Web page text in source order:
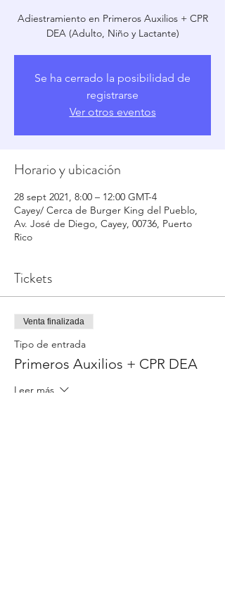
Adiestramiento en Primeros Auxilios + CPR
Se ha cerrado la posibilidad de
registrarse
Ver otros eventos
Horario y ubicación
28 sept 2021, 8:00 – 12:00 GMT-4
Cayey/ Cerca de Burger King del Pueblo,
Av. José de Diego, Cayey, 00736, Puerto
Rico
Tickets
Venta finalizada
Tipo de entrada
Primeros Auxilios + CPR DEA
Leer más